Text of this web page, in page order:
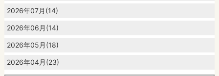
2026年07月(14)
2026年06月(14)
2026年05月(18)
2026年04月(23)